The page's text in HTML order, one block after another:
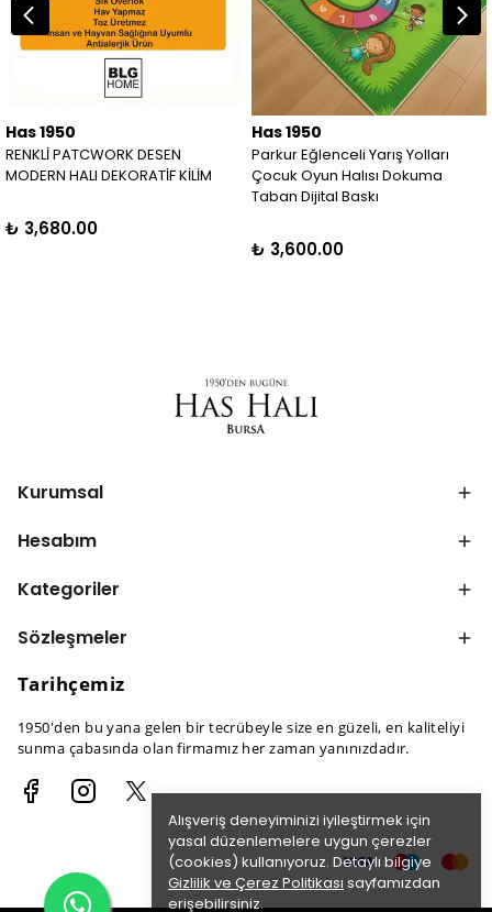
Alışveriş deneyiminizi iyileştirmek için
yasal düzenlemelere uygun çerezler
(cookies) kullanıyoruz. Detaylı bilgiye
Gizlilik ve Çerez Politikası sayfamızdan
erişebilirsiniz.
Has 1950
RENKLİ PATCWORK DESEN
MODERN HALI DEKORATİF KİLİM
₺ 3,680.00
Has 1950
Parkur Eğlenceli Yarış Yolları
Çocuk Oyun Halısı Dokuma
Taban Dijital Baskı
₺ 3,600.00
Kurumsal
Hesabım
Kategoriler
Sözleşmeler
Tarihçemiz
1950'den bu yana gelen bir tecrübeyle size en güzeli, en kaliteliyi
sunma çabasında olan firmamız her zaman yanınızdadır.